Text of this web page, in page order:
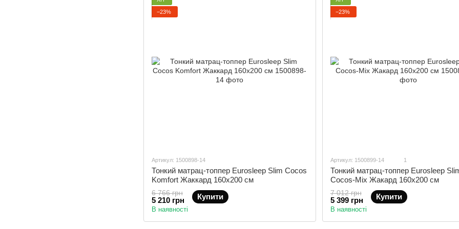
−23%
Артикул: 1500898-14
Тонкий матрац-топпер Eurosleep Slim Cocos
Komfort Жаккард 160х200 см
6 766 грн
5 210 грн Купити
В наявності
−23%
Артикул: 1500899-14 1
Тонкий матрац-топпер Eurosleep
Cocos-Mix Жакард 160х200 см
7 012 грн
5 399 грн Купити
В наявності